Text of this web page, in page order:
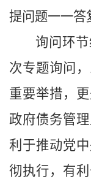
提问题一一答
询问环
次专题询问
重要举措，
政府债务管
利于推动党
彻执行，有